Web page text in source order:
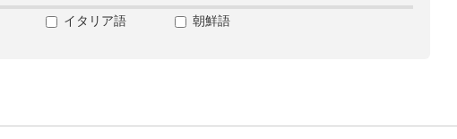
イタリア語
朝鮮語